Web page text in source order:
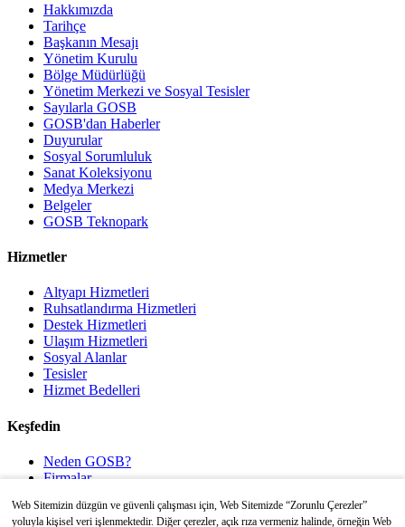
Hakkımızda
Tarihçe
Başkanın Mesajı
Yönetim Kurulu
Bölge Müdürlüğü
Yönetim Merkezi ve Sosyal Tesisler
Sayılarla GOSB
GOSB'dan Haberler
Duyurular
Sosyal Sorumluluk
Sanat Koleksiyonu
Medya Merkezi
Belgeler
GOSB Teknopark
Hizmetler
Altyapı Hizmetleri
Ruhsatlandırma Hizmetleri
Destek Hizmetleri
Ulaşım Hizmetleri
Sosyal Alanlar
Tesisler
Hizmet Bedelleri
Keşfedin
Neden GOSB?
Firmalar
İletişim
Web Sitemizin düzgün ve güvenli çalışması için, Web Sitemizde “Zorunlu Çerezler”
yoluyla kişisel veri işlenmektedir. Diğer çerezler, açık rıza vermeniz halinde, örneğin Web